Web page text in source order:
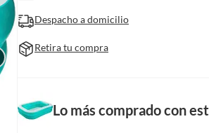
Despacho a domicilio
Retira tu compra
Lo más comprado con